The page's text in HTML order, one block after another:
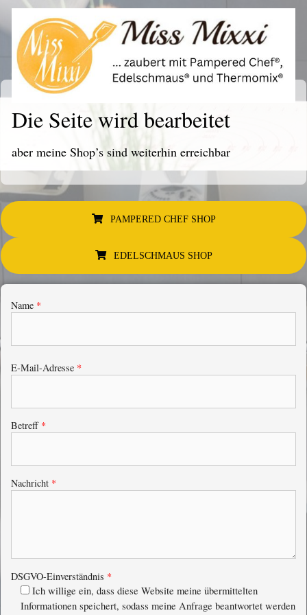
Die Seite wird bearbeitet
aber meine Shop’s sind weiterhin erreichbar
PAMPERED CHEF SHOP
EDELSCHMAUS SHOP
Name *
Bitte lasse dieses Feld leer.
E-Mail-Adresse *
Betreff *
Nachricht *
DSGVO-Einverständnis *
Ich willige ein, dass diese Website meine übermittelten
Informationen speichert, sodass meine Anfrage beantwortet werden